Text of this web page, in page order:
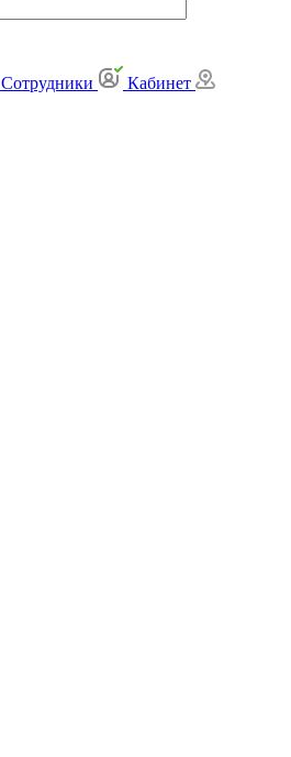
Сотрудники
Кабинет